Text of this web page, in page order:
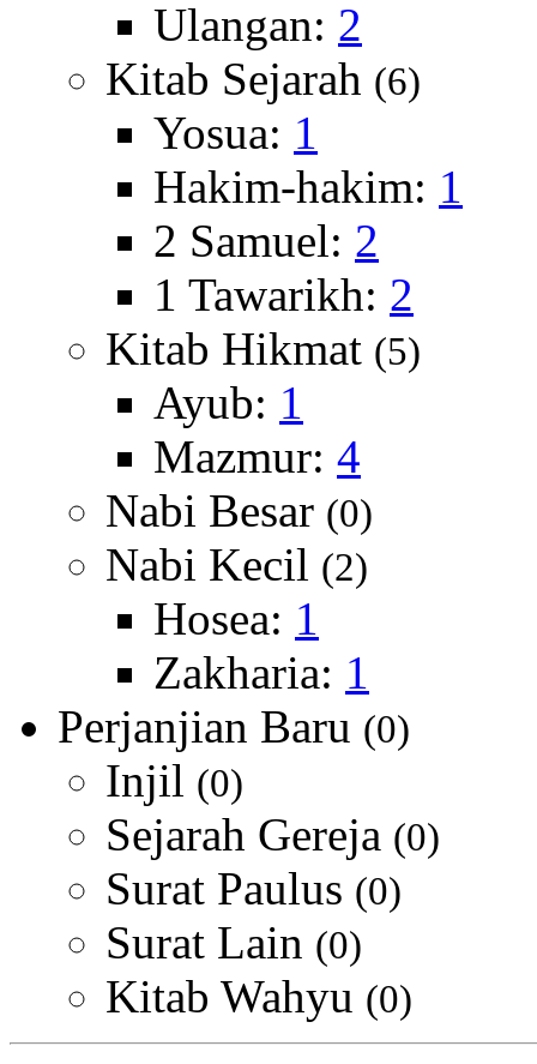
Ulangan: 2
Kitab Sejarah (6)
Yosua: 1
Hakim-hakim: 1
2 Samuel: 2
1 Tawarikh: 2
Kitab Hikmat (5)
Ayub: 1
Mazmur: 4
Nabi Besar (0)
Nabi Kecil (2)
Hosea: 1
Zakharia: 1
Perjanjian Baru (0)
Injil (0)
Sejarah Gereja (0)
Surat Paulus (0)
Surat Lain (0)
Kitab Wahyu (0)